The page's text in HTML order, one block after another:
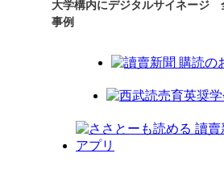
大学構内にデジタルサイネージ
事例